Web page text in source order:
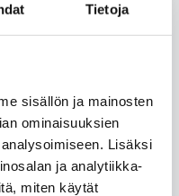
Tietoja
sisällön ja mainosten
ominaisuuksien
Lisäksi
ja analytiikka-
miten käytät